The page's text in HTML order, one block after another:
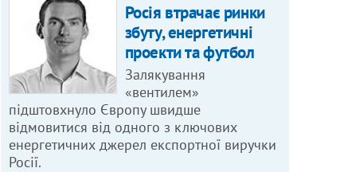
Росія втрачає ринки
збуту, енергетичні
проекти та футбол
Залякування
«вентилем»
підштовхнуло Європу швидше
відмовитися від одного з ключових
енергетичних джерел експортної виручки
Росії.